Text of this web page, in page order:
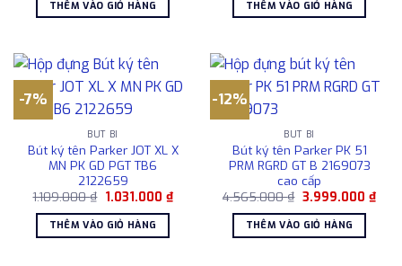
1.876.000 ₫.
1.450.000 ₫.
THÊM VÀO GIỎ HÀNG 1.615.000 ₫.
THÊM VÀO GIỎ HÀNG
-7%
BÚT BI
Bút ký tên Parker JOT XL X
MN PK GD PGT TB6
2122659
1.109.000₫ Giá
là:
1.109.000 ₫.
1.031.000 ₫Giá
1.031.000 ₫.
THÊM VÀO GIỎ HÀNG
-12%
BÚT BI
Bút ký tên Parker PK 51
PRM RGRD GT B 2169073
cao cấp
4.565.000₫ Giá
là:
4.565.000 ₫.
3.999.000 ₫Giá
THÊM VÀO GIỎ HÀNG